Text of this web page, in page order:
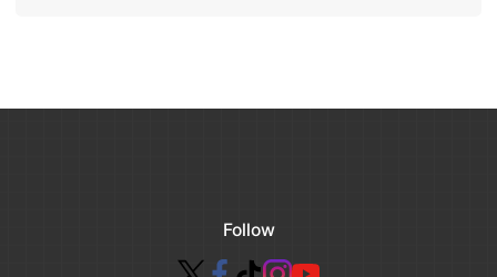
Follow